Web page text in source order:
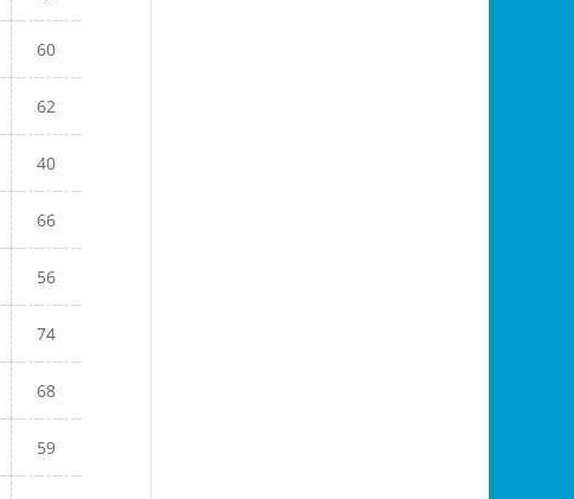
60
62
40
66
56
74
68
59